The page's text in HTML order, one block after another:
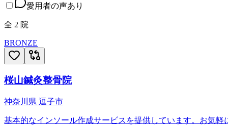
愛用者の声あり
全 2 院
BRONZE
桜山鍼灸整骨院
神奈川県 逗子市
基本的なインソール作成サービスを提供しています。お気軽